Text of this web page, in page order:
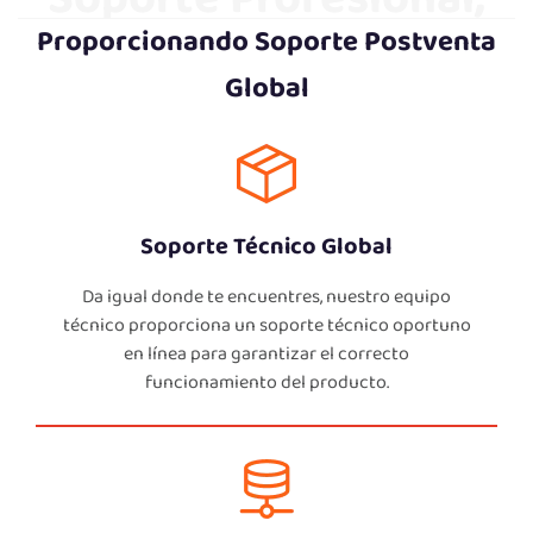
Garantía Global
Proporcionando Soporte Postventa
Global
Soporte Técnico Global
Da igual donde te encuentres, nuestro equipo
técnico proporciona un soporte técnico oportuno
en línea para garantizar el correcto
funcionamiento del producto.